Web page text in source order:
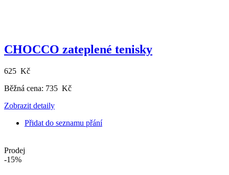
CHOCCO zateplené tenisky
625 Kč
Běžná cena: 735 Kč
Zobrazit detaily
Přidat do seznamu přání
Prodej
-15%